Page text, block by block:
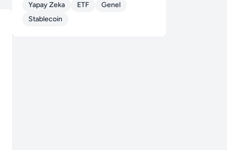
Yapay Zeka
ETF
Genel
Stablecoin